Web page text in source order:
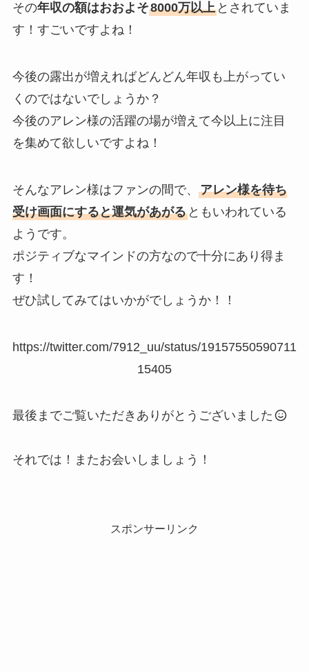
その年収の額はおおよそ8000万以上とされていま
す！すごいですよね！
今後の露出が増えればどんどん年収も上がってい
くのではないでしょうか？
今後のアレン様の活躍の場が増えて今以上に注目
を集めて欲しいですよね！
そんなアレン様はファンの間で、 アレン様を待ち
受け画面にすると運気があがるともいわれている
ようです。
ポジティブなマインドの方なので十分にあり得ま
す！
ぜひ試してみてはいかがでしょうか！！
https://twitter.com/7912_uu/status/19157550590711
15405
最後までご覧いただきありがとうございました
それでは！またお会いしましょう！
スポンサーリンク